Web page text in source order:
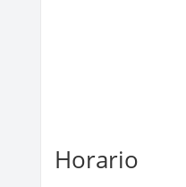
Horario